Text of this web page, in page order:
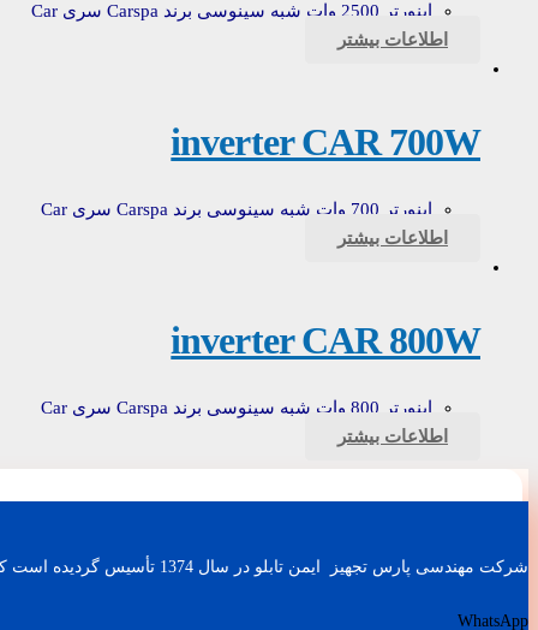
اینورتر 2500 وات شبه سینوسی برند Carspa سری Car
اطلاعات بیشتر
inverter CAR 700W
اینورتر 700 وات شبه سینوسی برند Carspa سری Car
اطلاعات بیشتر
inverter CAR 800W
اینورتر 800 وات شبه سینوسی برند Carspa سری Car
اطلاعات بیشتر
شرکت مهندسی پارس تجهیز ایمن تابلو در سال 1374 تأسیس گردیده است که با طراحی و ساخت باطری شارژرهای صنعتی، اینورترهای AC (کنترل دور موتور) و UPS های صنعتی کار خود را آغاز نمود.
WhatsApp